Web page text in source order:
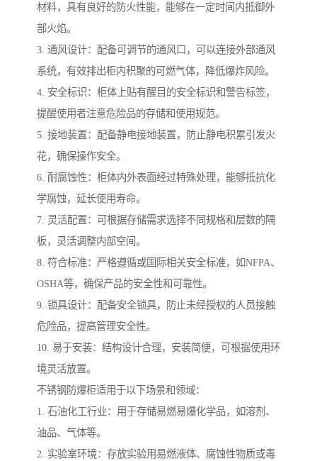
材料，具有良好的防火性能，能够在一定时间内抵御外
部火焰。
3. 通风设计：配备可调节的通风口，可以连接外部通风
系统，有效排出柜内积聚的可燃气体，降低爆炸风险。
4. 安全标识：柜体上贴有醒目的安全标识和警告标签，
提醒使用者注意危险品的存储和使用规范。
5. 接地装置：配备静电接地装置，防止静电积累引发火
花，确保操作安全。
6. 耐腐蚀性：柜体内外表面经过特殊处理，能够抵抗化
学腐蚀，延长使用寿命。
7. 灵活配置：可根据存储需求选择不同规格和层数的隔
板，灵活调整内部空间。
8. 符合标准：严格遵循或国际相关安全标准，如NFPA、
OSHA等，确保产品的安全性和可靠性。
9. 锁具设计：配备安全锁具，防止未经授权的人员接触
危险品，提高管理安全性。
10. 易于安装：结构设计合理，安装简便，可根据使用环
境灵活放置。
不锈钢防爆柜适用于以下场景和领域：
1. 石油化工行业：用于存储易燃易爆化学品，如溶剂、
油品、气体等。
2. 实验室环境：存放实验用易燃液体、腐蚀性物质或毒